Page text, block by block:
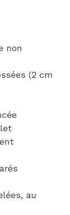
non
(2 cm
au